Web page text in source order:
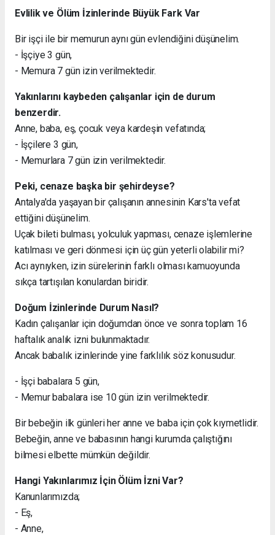
Evlilik ve Ölüm İzinlerinde Büyük Fark Var
Bir işçi ile bir memurun aynı gün evlendiğini düşünelim.
- İşçiye 3 gün,
- Memura 7 gün izin verilmektedir.
Yakınlarını kaybeden çalışanlar için de durum
benzerdir.
Anne, baba, eş, çocuk veya kardeşin vefatında;
- İşçilere 3 gün,
- Memurlara 7 gün izin verilmektedir.
Peki, cenaze başka bir şehirdeyse?
Antalya'da yaşayan bir çalışanın annesinin Kars'ta vefat
ettiğini düşünelim.
Uçak bileti bulması, yolculuk yapması, cenaze işlemlerine
katılması ve geri dönmesi için üç gün yeterli olabilir mi?
Acı aynıyken, izin sürelerinin farklı olması kamuoyunda
sıkça tartışılan konulardan biridir.
Doğum İzinlerinde Durum Nasıl?
Kadın çalışanlar için doğumdan önce ve sonra toplam 16
haftalık analık izni bulunmaktadır.
Ancak babalık izinlerinde yine farklılık söz konusudur.
- İşçi babalara 5 gün,
- Memur babalara ise 10 gün izin verilmektedir.
Bir bebeğin ilk günleri her anne ve baba için çok kıymetlidir.
Bebeğin, anne ve babasının hangi kurumda çalıştığını
bilmesi elbette mümkün değildir.
Hangi Yakınlarımız İçin Ölüm İzni Var?
Kanunlarımızda;
- Eş,
- Anne,